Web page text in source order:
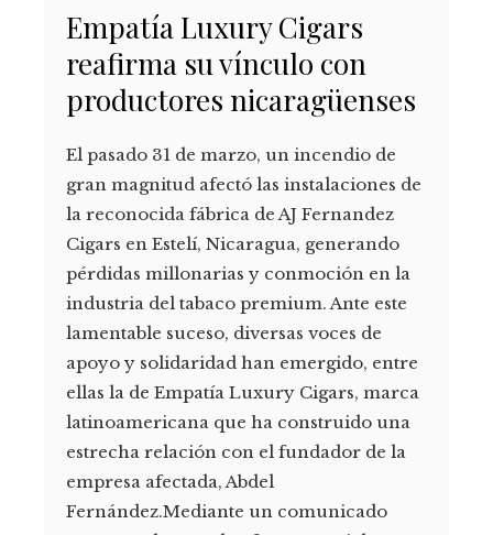
Empatía Luxury Cigars
reafirma su vínculo con
productores nicaragüenses
El pasado 31 de marzo, un incendio de
gran magnitud afectó las instalaciones de
la reconocida fábrica de AJ Fernandez
Cigars en Estelí, Nicaragua, generando
pérdidas millonarias y conmoción en la
industria del tabaco premium. Ante este
lamentable suceso, diversas voces de
apoyo y solidaridad han emergido, entre
ellas la de Empatía Luxury Cigars, marca
latinoamericana que ha construido una
estrecha relación con el fundador de la
empresa afectada, Abdel
Fernández.Mediante un comunicado